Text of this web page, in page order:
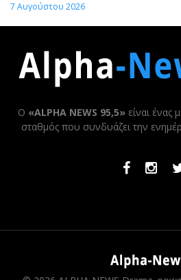
7 Αυγούστου 2026
Ο «ALPHA NEWS 95,5» είναι ένας
σταθμός που συνδυάζει την
Facebook